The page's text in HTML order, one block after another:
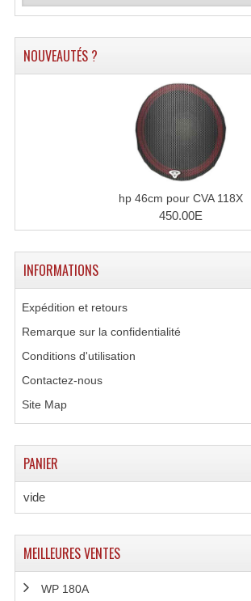
Cercle Struct Triangulaire290
Crochets Et Accessoires
Embases Pour Structure
Grill Auto-Porté
Monotubes Et Angles 50mm
Ponts - Portiques
NOUVEAUTÉS ?
hp 46cm pour CVA 118X
450.00E
INFORMATIONS
Expédition et retours
Remarque sur la confidentialité
Conditions d'utilisation
Contactez-nous
Site Map
PANIER
vide
MEILLEURES VENTES
WP 180A